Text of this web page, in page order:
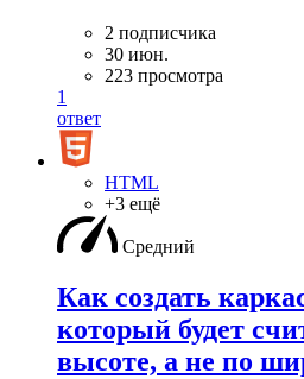
2 подписчика
30 июн.
223 просмотра
1
ответ
HTML
+3 ещё
Средний
Как создать
который будет
высоте, а не по